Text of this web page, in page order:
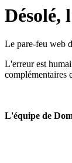
Désolé,
Le pare-feu web
L'erreur est
complémentaires
L'équipe de